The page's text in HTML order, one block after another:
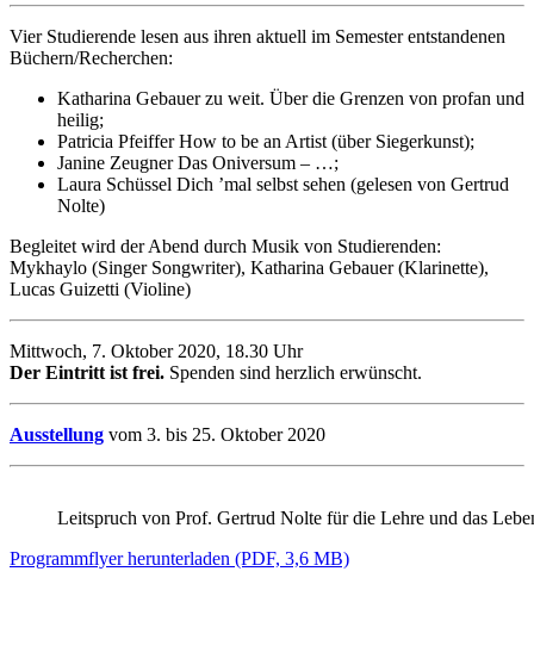
Vier Studierende lesen aus ihren aktuell im Semester entstandenen
Büchern/Recherchen:
Katharina Gebauer zu weit. Über die Grenzen von profan und
heilig;
Patricia Pfeiffer How to be an Artist (über Siegerkunst);
Janine Zeugner Das Oniversum – …;
Laura Schüssel Dich ’mal selbst sehen (gelesen von Gertrud
Nolte)
Begleitet wird der Abend durch Musik von Studierenden:
Mykhaylo (Singer Songwriter), Katharina Gebauer (Klarinette),
Lucas Guizetti (Violine)
Mittwoch, 7. Oktober 2020, 18.30 Uhr
Der Eintritt ist frei. Spenden sind herzlich erwünscht.
Ausstellung vom 3. bis 25. Oktober 2020
Leitspruch von Prof. Gertrud Nolte für die Lehre und das
Programmflyer herunterladen (PDF, 3,6 MB)